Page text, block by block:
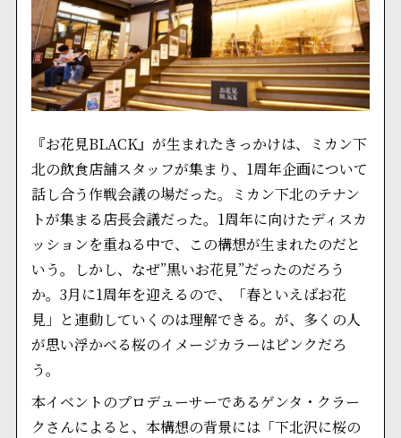
『お花見BLACK』が生まれたきっかけは、ミカン下
北の飲食店舗スタッフが集まり、1周年企画について
話し合う作戦会議の場だった。ミカン下北のテナン
トが集まる店長会議だった。1周年に向けたディスカ
ッションを重ねる中で、この構想が生まれたのだと
いう。しかし、なぜ”黒いお花見”だったのだろう
か。3月に1周年を迎えるので、「春といえばお花
見」と連動していくのは理解できる。が、多くの人
が思い浮かべる桜のイメージカラーはピンクだろ
う。
本イベントのプロデューサーであるゲンタ・クラー
クさんによると、本構想の背景には「下北沢に桜の